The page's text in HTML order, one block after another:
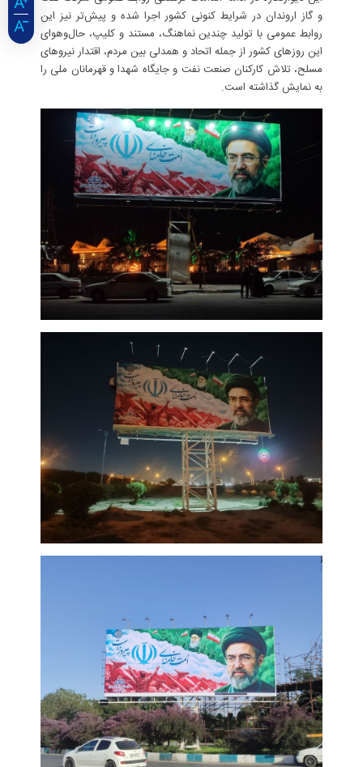
و گاز اروندان در شرایط کنونی کشور اجرا شده و پیش‌تر نیز این
روابط عمومی با تولید چندین نماهنگ، مستند و کلیپ، حال‌وهوای
این روزهای کشور از جمله اتحاد و همدلی بین مردم، اقتدار نیروهای
مسلح، تلاش کارکنان صنعت نفت و جایگاه شهدا و قهرمانان ملی را
به نمایش گذاشته است.